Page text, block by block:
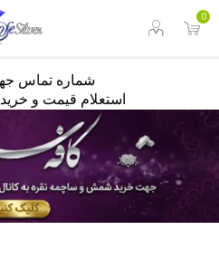
0
استعلام قیمت و خرید 09120149274